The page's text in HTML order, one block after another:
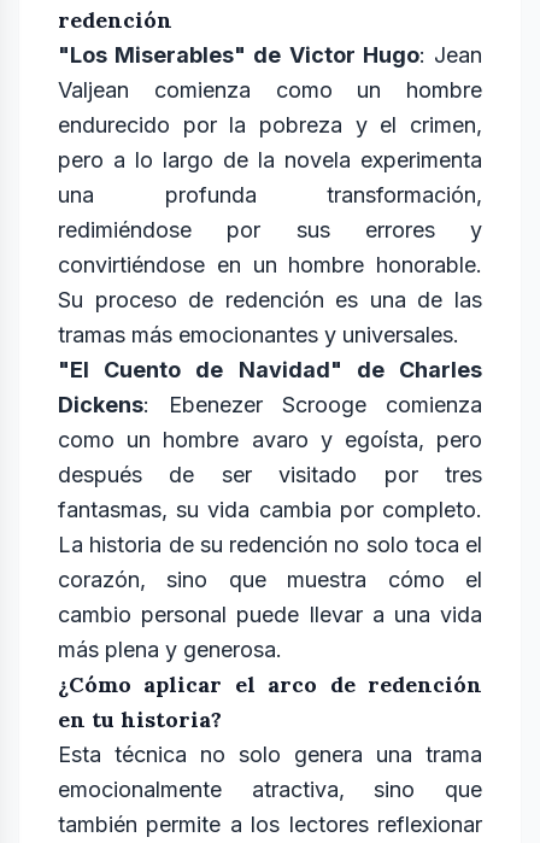
redención
"Los Miserables" de Victor Hugo: Jean
Valjean comienza como un hombre
endurecido por la pobreza y el crimen,
pero a lo largo de la novela experimenta
una profunda transformación,
redimiéndose por sus errores y
convirtiéndose en un hombre honorable.
Su proceso de redención es una de las
tramas más emocionantes y universales.
"El Cuento de Navidad" de Charles
Dickens: Ebenezer Scrooge comienza
como un hombre avaro y egoísta, pero
después de ser visitado por tres
fantasmas, su vida cambia por completo.
La historia de su redención no solo toca el
corazón, sino que muestra cómo el
cambio personal puede llevar a una vida
más plena y generosa.
¿Cómo aplicar el arco de redención
en tu historia?
Esta técnica no solo genera una trama
emocionalmente atractiva, sino que
también permite a los lectores reflexionar